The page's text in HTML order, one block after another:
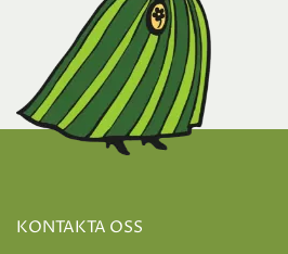
KONTAKTA OSS